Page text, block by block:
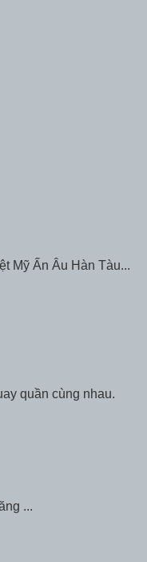
Mỹ Ấn Âu Hàn Tàu...
quần cùng nhau.
...